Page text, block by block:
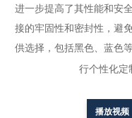
进一步提高了其性能和安
接的牢固性和密封性，避
供选择，包括黑色、蓝色
行个性化定
播放视频